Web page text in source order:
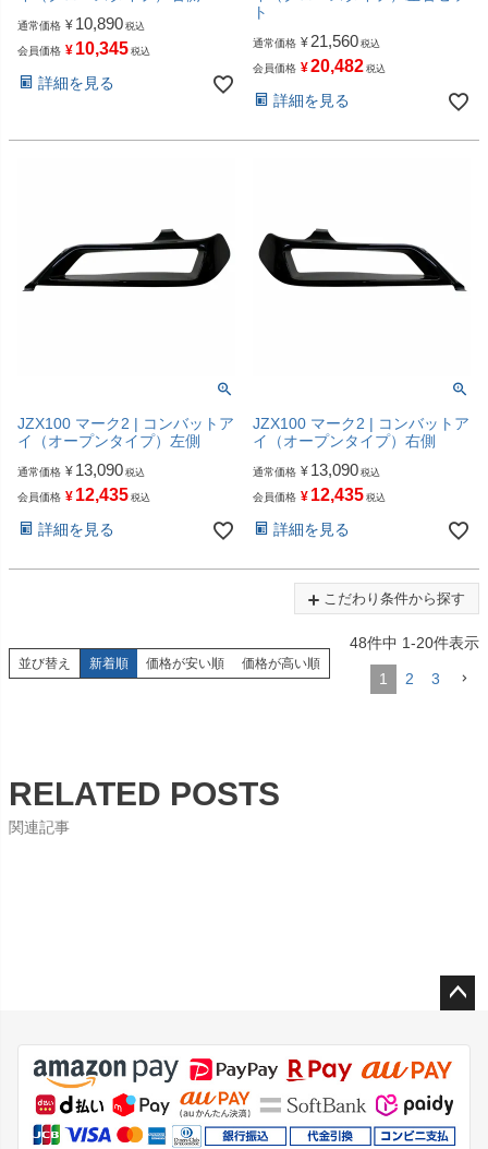
通常価格 ¥ 10,890 税込
会員価格 ¥ 10,345 税込
詳細を見る
ト
通常価格 ¥ 21,560 税込
会員価格 ¥20,482 税込
詳細を見る
JZX100 マーク2 | コンバットア
イ（オープンタイプ）左側
通常価格 ¥ 13,090 税込
会員価格 ¥ 12,435 税込
詳細を見る
JZX100 マーク2 | コンバットア
イ（オープンタイプ）右側
通常価格 ¥ 13,090 税込
会員価格 ¥ 12,435 税込
詳細を見る
こだわり条件から探す
並び替え 新着順 価格が安い順 価格が高い順
48件中 1-20件表示
1 2 3
RELATED POSTS
関連記事
ジト
ップ
へ